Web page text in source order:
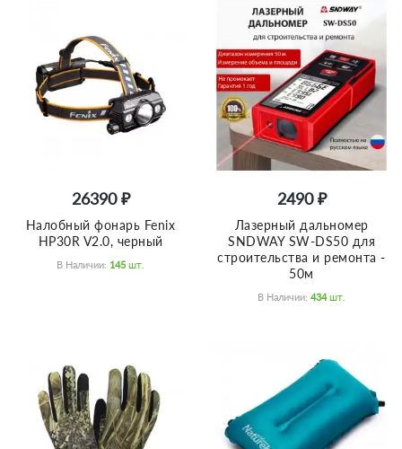
26390 ₽
Налобный фонарь Fenix
HP30R V2.0, черный
В Наличии: 145 Шт.
2490 ₽
Лазерный дальномер
SNDWAY SW-DS50 для
строительства и ремонта -
50м
В Наличии: 434 Шт.